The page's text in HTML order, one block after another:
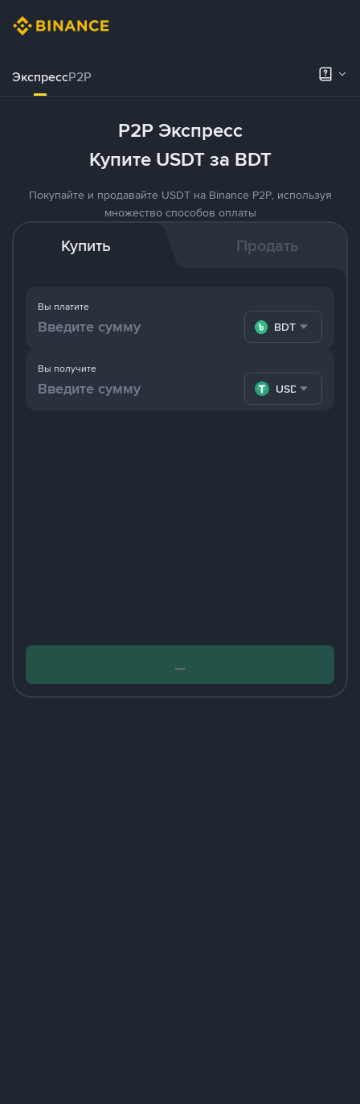
ЭкспрессP2P
P2P Экспресс
Купите USDT за BDT
Покупайте и продавайте USDT на Binance P2P, используя
множество способов оплаты
Купить Продать
Вы платите
BDT
Вы получите
USDT